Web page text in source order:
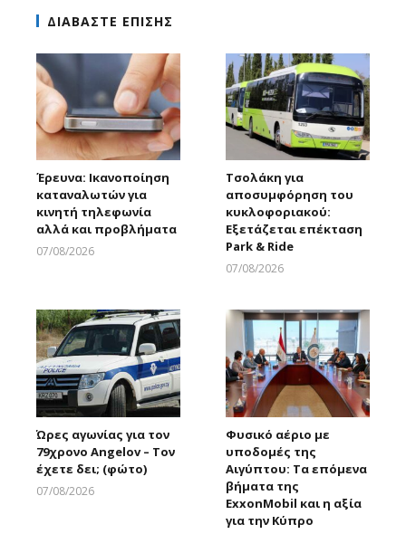
ΔΙΑΒΑΣΤΕ ΕΠΙΣΗΣ
Έρευνα: Ικανοποίηση
καταναλωτών για
κινητή τηλεφωνία
αλλά και προβλήματα
07/08/2026
Τσολάκη για
αποσυμφόρηση του
κυκλοφοριακού:
Εξετάζεται επέκταση
Park & Ride
07/08/2026
Ώρες αγωνίας για τον
79χρονο Angelov – Τον
έχετε δει; (φώτο)
07/08/2026
Φυσικό αέριο με
υποδομές της
Αιγύπτου: Τα επόμενα
βήματα της
ExxonMobil και η αξία
για την Κύπρο